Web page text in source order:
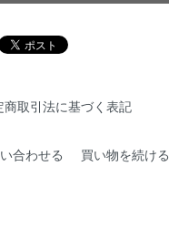
商取引法に基づく表記
合わせる 買い物を続ける